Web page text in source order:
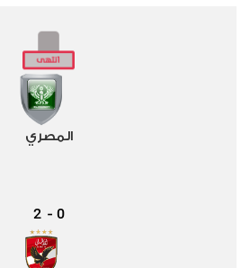
المصري
0
-
2